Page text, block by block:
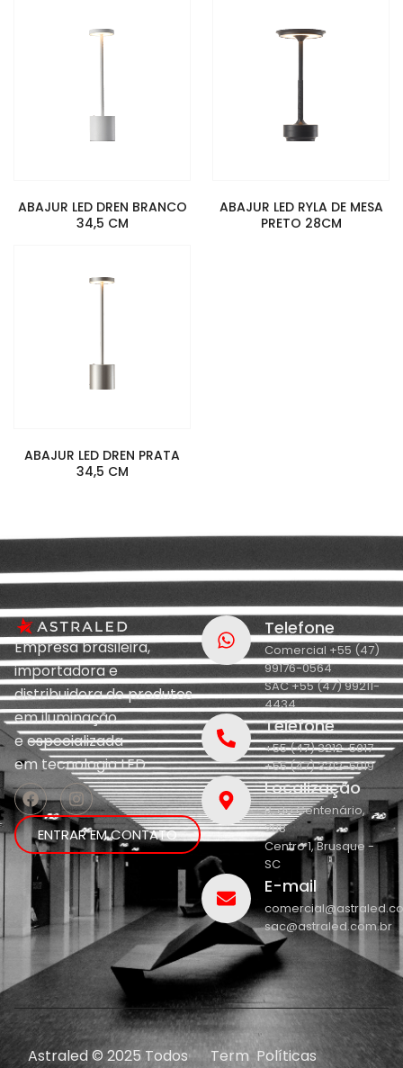
ABAJUR LED DREN BRANCO
34,5 CM
ABAJUR LED RYLA DE MESA
PRETO 28CM
ABAJUR LED DREN PRATA
34,5 CM
Empresa brasileira,
importadora e
distribuidora de produtos
em iluminação
eespecializada
emtecnologia LED.
ENTRAR EM CONTATO
Telefone
Comercial +55 (47)
99176-0564
SAC +55 (47) 99211-
4434
Telefone
+55 (47) 3212-5017
+55 (47) 3212-5019
Localização
R. do Centenário,
208
Centro 1, Brusque -
SC
E-mail
sac@astraled.com.br
Astraled © 2025 Todos
Term Políticas